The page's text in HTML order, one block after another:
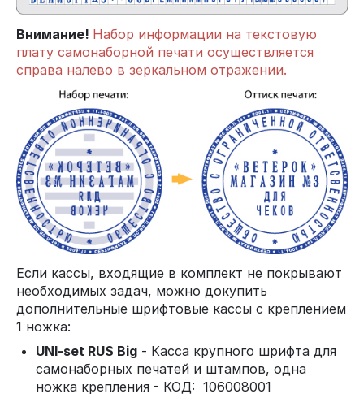
Внимание! Набор информации на текстовую
плату самонаборной печати осуществляется
справа налево в зеркальном отражении.
Если кассы, входящие в комплект не покрывают
необходимых задач, можно докупить
дополнительные шрифтовые кассы с креплением
1 ножка:
UNI-set RUS Big - Касса крупного шрифта для
самонаборных печатей и штампов, одна
ножка крепления - КОД: 106008001